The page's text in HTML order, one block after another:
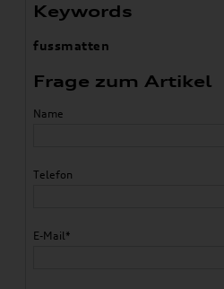
Keywords
fussmatten
Frage zum Artikel
Name
Telefon
E-Mail*